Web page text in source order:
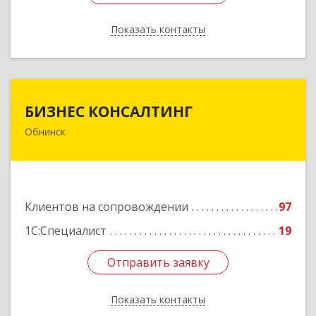
Показать контакты
Назад
БИЗНЕС КОНСАЛТИНГ
Обнинск
Клиентов на сопровождении
97
1С:Специалист
19
Отправить заявку
Показать контакты
249032, Калужская обл, Обнинск г, Курчатова ул,
Отправить заявку
Назад